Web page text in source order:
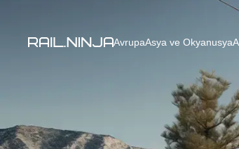
AvrupaAsya ve Okyanusya